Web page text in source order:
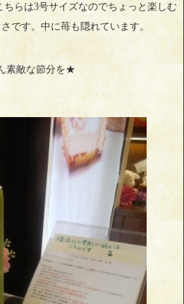
らは3号サイズなのでちょっと楽しむ
です。中に苺も隠れています。
素敵な節分を★